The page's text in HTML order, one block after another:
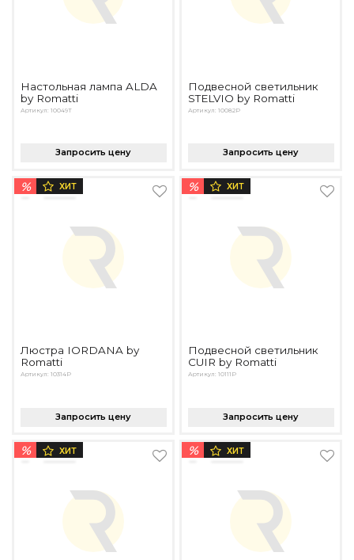
Настольная лампа ALDA
by Romatti
Артикул: 10049T
Запросить цену
Подвесной светильник
STELVIO by Romatti
Артикул: 10082P
Запросить цену
% ХИТ
Люстра IORDANA by
Romatti
Артикул: 10314P
Запросить цену
% ХИТ
Подвесной светильник
CUIR by Romatti
Артикул: 10111P
Запросить цену
% ХИТ % ХИТ